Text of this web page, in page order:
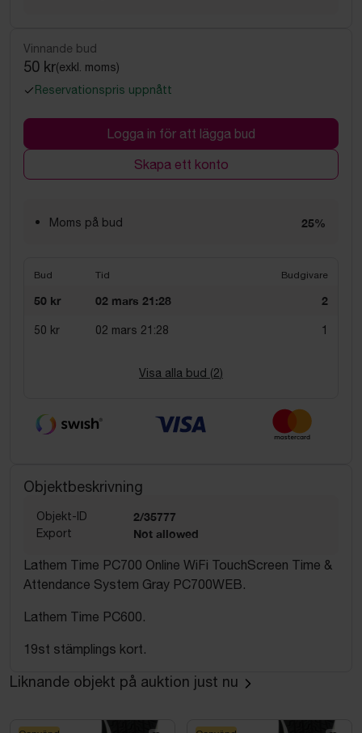
Vinnande bud
50 kr(exkl. moms)
Reservationspris uppnått
Logga in för att lägga bud
Skapa ett konto
Moms på bud 25%
Bud Tid Budgivare
50 kr 02 mars 21:28 2
50 kr 02 mars 21:28 1
Visa alla bud (2)
Objektbeskrivning
Objekt-ID 2/35777
Export Not allowed
Lathem Time PC700 Online WiFi TouchScreen Time &
Attendance System Gray PC700WEB.
Lathem Time PC600.
19st stämplings kort.
Liknande objekt på auktion just nu